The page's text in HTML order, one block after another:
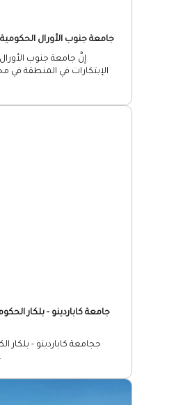
جامعة جنوب الأورال
إنَّ جامعة جنوب
الإبتكارات في المنطقة في
جامعة كاباردينو - بلكار
ججامعة كاباردينو - بلكار
الجامعات في شمالِ القوقاز.